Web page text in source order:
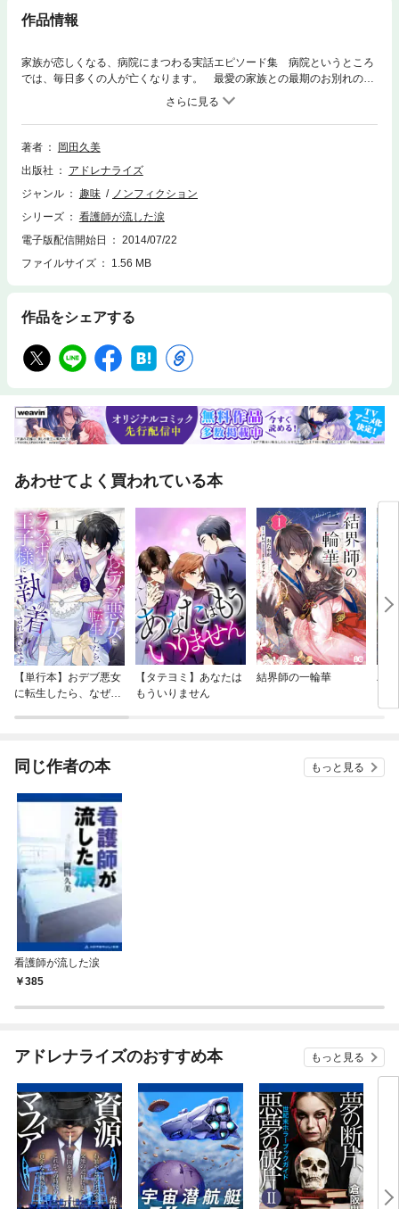
作品情報
家族が恋しくなる、病院にまつわる実話エピソード集 病院というところ
では、毎日多くの人が亡くなります。 最愛の家族との最期のお別れの
時、人はどんな涙を流したのでしょうか。幼い命を助けられなかった時、
医療関係者はその衝撃をどのように受け止めるのでしょうか。 本書で
は、その瞬間瞬間に立ち会ってきた現役のナースが、「家族愛」「人の温
もり」が感じられる人間ドラマを1冊にまとめています。第1章 小児科
だから 奇跡を願う気持ち第2章 産婦人科 生死を賭けた出産 最後の
プリン 女であること 笑顔を見せない患者さん 母のぬくもり第3章
約束第4章 一般病棟（内科） 孤独ではない死 介護士の思い出話 音
楽セラピー 届けられなかった想い 極道が集まる病院第5章 救急外
来 虐待してしまった母親 植物状態のお父さん 絶望からの回復
著者
岡田久美
出版社
アドレナライズ
ジャンル
趣味
ノンフィクション
シリーズ
看護師が流した涙
電子版配信開始日
2014/07/22
ファイルサイズ
1.56 MB
作品をシェアする
あわせてよく買われている本
【単行本】おデブ悪女
に転生したら、なぜか
【タテヨミ】あなたは
もういりません
結界師の一輪華
バ
今
同じ作者の本 もっと見る
看護師が流した涙
385
アドレナライズのおすすめ本 もっと見る